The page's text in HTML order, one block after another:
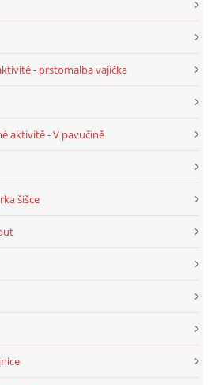
- prstomalba vajíčka
aktivitě - V pavučině
šišce